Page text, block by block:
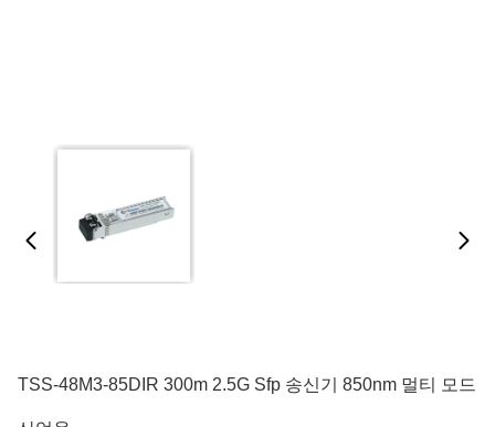
TSS-48M3-85DIR 300m 2.5G Sfp 송신기 850nm 멀티 모드